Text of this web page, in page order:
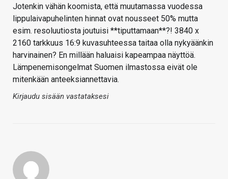
Jotenkin vähän koomista, että muutamassa vuodessa
lippulaivapuhelinten hinnat ovat nousseet 50% mutta
esim. resoluutiosta joutuisi **tiputtamaan**?! 3840 x
2160 tarkkuus 16:9 kuvasuhteessa taitaa olla nykyäänkin
harvinainen? En millään haluaisi kapeampaa näyttöä.
Lämpenemisongelmat Suomen ilmastossa eivät ole
mitenkään anteeksiannettavia.
Kirjaudu sisään vastataksesi